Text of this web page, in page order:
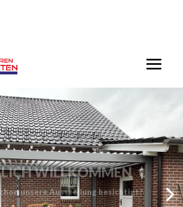
WILLKOMMEN
unsere Ausstellung besichtigt?